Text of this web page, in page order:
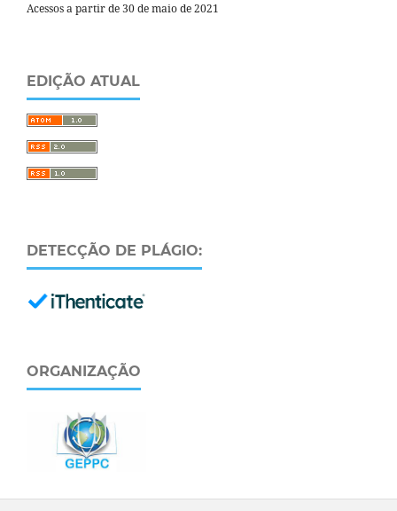
Acessos a partir de 30 de maio de 2021
EDIÇÃO ATUAL
DETECÇÃO DE PLÁGIO:
ORGANIZAÇÃO